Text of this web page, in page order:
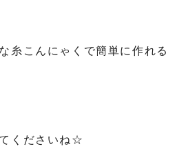
糸こんにゃくで簡単に作れる
くださいね☆